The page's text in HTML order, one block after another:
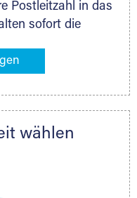
Postleitzahl in das
sofort die
An zahlreichen
Extraraum noch
besprechen alles
wählen